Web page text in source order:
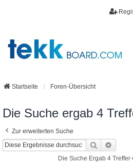
Startseite Foren-Übersicht
Die Suche ergab 4
Zur erweiterten Suche
Suche
Die Suche Ergab 4 Treffer